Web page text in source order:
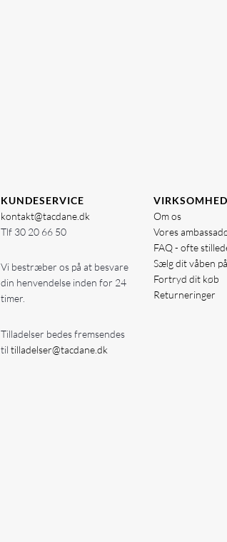
KUNDESERVICE
kontakt@tacdane.dk
Tlf 30 20 66 50
Vi bestræber os på at besvare
din henvendelse inden for 24
timer.
Tilladelser bedes fremsendes
til tilladelser@tacdane.dk
Om os
Vores
FAQ - ofte
Sælg dit våben
Fortryd dit køb
Returneringer